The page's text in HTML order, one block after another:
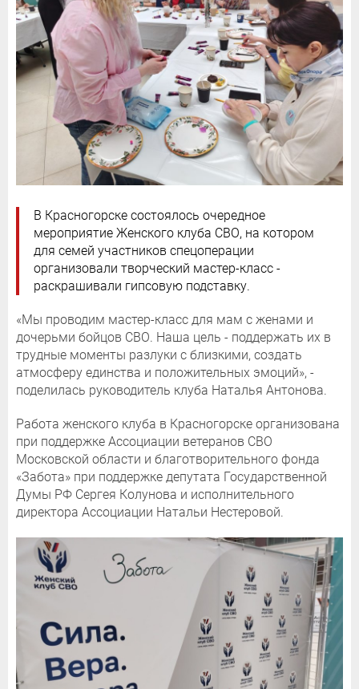
В Красногорске состоялось очередное
мероприятие Женского клуба СВО, на котором
для семей участников спецоперации
организовали творческий мастер-класс -
раскрашивали гипсовую подставку.
«Мы проводим мастер-класс для мам с женами и
дочерьми бойцов СВО. Наша цель - поддержать их в
трудные моменты разлуки с близкими, создать
атмосферу единства и положительных эмоций», -
поделилась руководитель клуба Наталья Антонова.
Работа женского клуба в Красногорске организована
при поддержке Ассоциации ветеранов СВО
Московской области и благотворительного фонда
«Забота» при поддержке депутата Государственной
Думы РФ Сергея Колунова и исполнительного
директора Ассоциации Натальи Нестеровой.